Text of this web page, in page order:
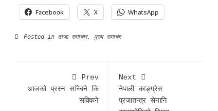
Facebook X WhatsApp
Posted in ताजा समाचार, मुख्य समाचर
Prev
आजको प्रस्न सच्चिने कि
सक्किने
Next
नेपाली काङ्ग्रेस
प्रजातन्त्र सेनानि